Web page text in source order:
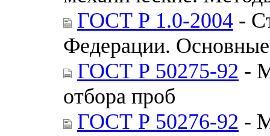
ГОСТ Р 1.0-2004 -
Федерации.
ГОСТ Р 50275-92 -
отбора проб
ГОСТ Р 50276-92 -